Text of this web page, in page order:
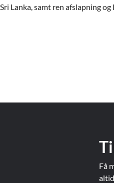
Sri Lanka, samt ren afslapning
Få